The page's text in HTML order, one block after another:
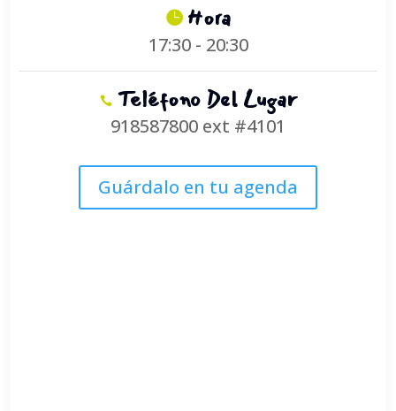
Hora
17:30 - 20:30
Teléfono Del Lugar
918587800 ext #4101
Guárdalo en tu agenda